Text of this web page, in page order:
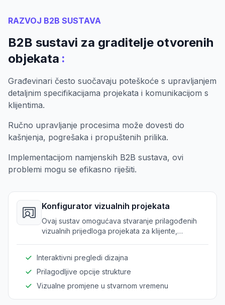
RAZVOJ B2B SUSTAVA
B2B sustavi za graditelje otvorenih
objekata :
Građevinari često suočavaju poteškoće s upravljanjem
detaljnim specifikacijama projekata i komunikacijom s
klijentima.
Ručno upravljanje procesima može dovesti do
kašnjenja, pogrešaka i propuštenih prilika.
Implementacijom namjenskih B2B sustava, ovi
problemi mogu se efikasno riješiti.
Konfigurator vizualnih projekata
Ovaj sustav omogućava stvaranje prilagođenih
vizualnih prijedloga projekata za klijente,
Interaktivni pregledi dizajna
Prilagodljive opcije strukture
Vizualne promjene u stvarnom vremenu